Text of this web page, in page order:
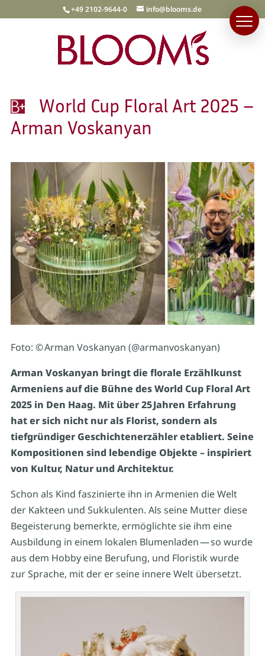
+49 2102-9644-0 info@blooms.de
World Cup Floral Art 2025 –
Arman Voskanyan
Foto: © Arman Voskanyan (@armanvoskanyan)
Arman Voskanyan bringt die florale Erzählkunst
Armeniens auf die Bühne des World Cup Floral Art
2025 in Den Haag. Mit über 25 Jahren Erfahrung
hat er sich nicht nur als Florist, sondern als
tiefgründiger Geschichtenerzähler etabliert. Seine
Kompositionen sind lebendige Objekte – inspiriert
von Kultur, Natur und Architektur.
Schon als Kind faszinierte ihn in Armenien die Welt
der Kakteen und Sukkulenten. Als seine Mutter diese
Begeisterung bemerkte, ermöglichte sie ihm eine
Ausbildung in einem lokalen Blumenladen — so wurde
aus dem Hobby eine Berufung, und Floristik wurde
zur Sprache, mit der er seine innere Welt übersetzt.